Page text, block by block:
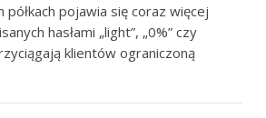
półkach pojawia się coraz więcej
hasłami „light”, „0%” czy
klientów ograniczoną